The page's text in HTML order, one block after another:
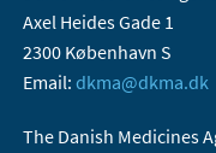
Axel Heides Gade 1
2300 København S
Email: dkma@dkma.dk
The Danish Medicines